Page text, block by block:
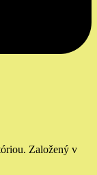
Založený v